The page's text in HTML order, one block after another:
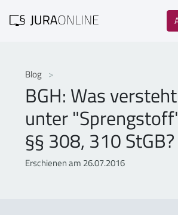
Blog
BGH: Was
unter
§§ 308, 310 StGB?
Erschienen am 26.07.2016